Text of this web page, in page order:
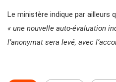
Le ministère indique par ailleurs
« une nouvelle auto-évaluation
l’anonymat sera levé, avec